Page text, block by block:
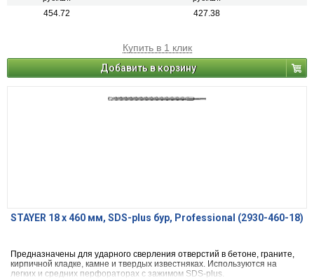
454.72 427.38
Купить в 1 клик
Добавить в корзину
STAYER 18 x 460 мм, SDS-plus бур, Professional (2930-460-18)
Предназначены для ударного сверления отверстий в бетоне, граните,
кирпичной кладке, камне и твердых известняках. Используются на
легких и средних перфораторах с зажимом SDS-plus.